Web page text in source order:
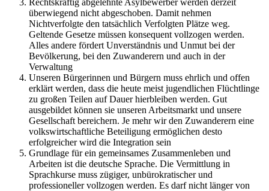
Rechtskräftig abgelehnte Asylbewerber werden derzeit
überwiegend nicht abgeschoben. Damit nehmen
Nichtverfolgte den tatsächlich Verfolgten Plätze weg.
Geltende Gesetze müssen konsequent vollzogen werden.
Alles andere fördert Unverständnis und Unmut bei der
Bevölkerung, bei den Zuwanderern und auch in der
Verwaltung
Unseren Bürgerinnen und Bürgern muss ehrlich und offen
erklärt werden, dass die heute meist jugendlichen Flüchtlinge
zu großen Teilen auf Dauer hierbleiben werden. Gut
ausgebildet können sie unseren Arbeitsmarkt und unsere
Gesellschaft bereichern. Je mehr wir den Zuwanderern eine
volkswirtschaftliche Beteiligung ermöglichen desto
erfolgreicher wird die Integration sein
Grundlage für ein gemeinsames Zusammenleben und
Arbeiten ist die deutsche Sprache. Die Vermittlung in
Sprachkurse muss zügiger, unbürokratischer und
professioneller vollzogen werden. Es darf nicht länger von